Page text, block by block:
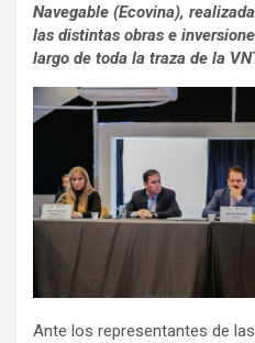
Navegable (Ecovina),
las distintas obras e
largo de toda la traza de la
Ante los representantes de